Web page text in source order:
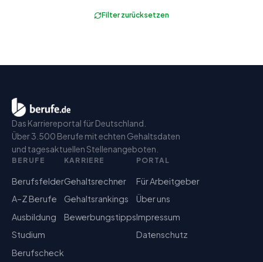
Filter zurücksetzen
Das Karriereportal für Deutschland.
Über 3.500 Berufe mit echten Gehaltsdaten
und tagesaktuellen Stellenangeboten.
BERUFE
Berufsfelder
A–Z Berufe
Ausbildung
Studium
Berufscheck
KARRIERE
Gehaltsrechner
Gehaltsrankings
Bewerbungstipps
PORTAL
Für Arbeitgeber
Über uns
Impressum
Datenschutz